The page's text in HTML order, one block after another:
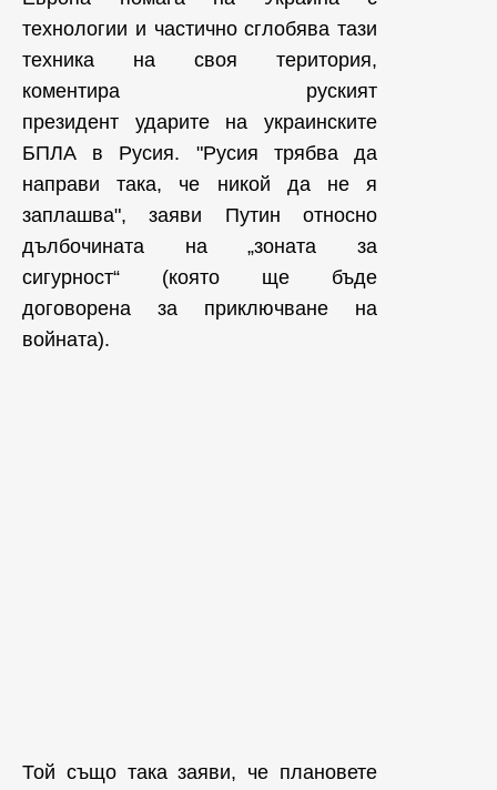
технологии и частично сглобява тази
техника на своя територия,
коментира руският
президент ударите на украинските
БПЛА в Русия. "Русия трябва да
направи така, че никой да не я
заплашва", заяви Путин относно
дълбочината на „зоната за
сигурност“ (която ще бъде
договорена за приключване на
войната).
Той също така заяви, че плановете